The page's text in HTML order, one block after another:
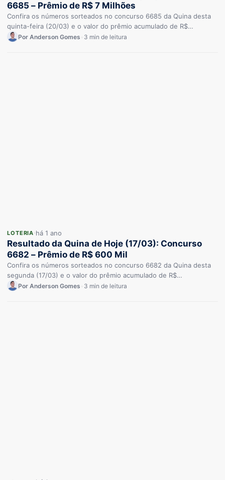
6685 – Prêmio de R$ 7 Milhões
Confira os números sorteados no concurso 6685 da Quina desta
quinta-feira (20/03) e o valor do prêmio acumulado de R$…
Por Anderson Gomes 3 min de leitura
LOTERIA há 1 ano
Resultado da Quina de Hoje (17/03): Concurso
6682 – Prêmio de R$ 600 Mil
Confira os números sorteados no concurso 6682 da Quina desta
segunda (17/03) e o valor do prêmio acumulado de R$…
Por Anderson Gomes 3 min de leitura